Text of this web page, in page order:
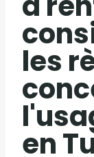
les
en